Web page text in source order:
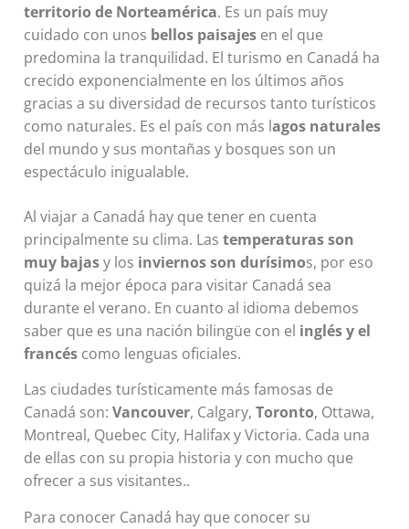
territorio de Norteamérica. Es un país muy
cuidado con unos bellos paisajes en el que
predomina la tranquilidad. El turismo en Canadá ha
crecido exponencialmente en los últimos años
gracias a su diversidad de recursos tanto turísticos
como naturales. Es el país con más lagos naturales
del mundo y sus montañas y bosques son un
espectáculo inigualable.
Al viajar a Canadá hay que tener en cuenta
principalmente su clima. Lastemperaturas son
muy bajasy los inviernos son durísimos, por eso
quizá la mejor época para visitar Canadá sea
durante el verano. En cuanto al idioma debemos
saber que es una nación bilingüe con el inglés y el
francés como lenguas oficiales.
Las ciudades turísticamente más famosas de
Canadá son:Vancouver, Calgary,Toronto, Ottawa,
Montreal, Quebec City, Halifax y Victoria. Cada una
de ellas con su propia historia y con mucho que
ofrecer a sus visitantes..
Para conocer Canadá hay que conocer su